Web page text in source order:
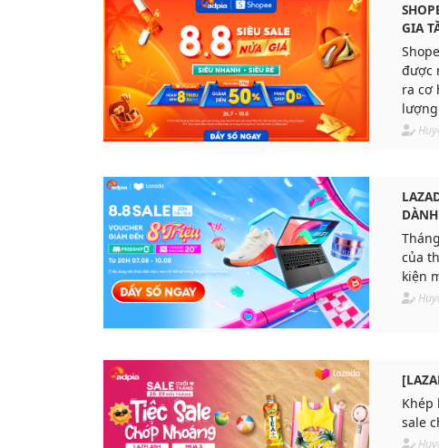
GIA
được
ra cơ
của
kiện
Khép
sale